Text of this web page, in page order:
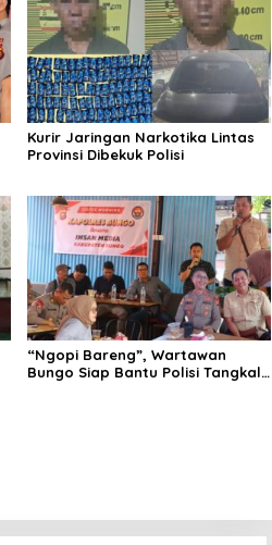
Kurir Jaringan Narkotika Lintas
Provinsi Dibekuk Polisi
“Ngopi Bareng”, Wartawan
Bungo Siap Bantu Polisi Tangkal